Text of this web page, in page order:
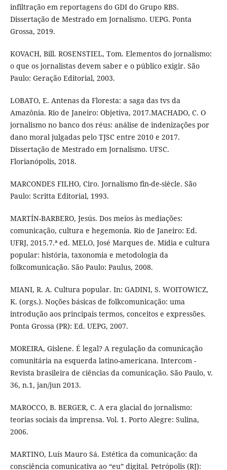
infiltração em reportagens do GDI do Grupo RBS.
Dissertação de Mestrado em Jornalismo. UEPG. Ponta
Grossa, 2019.
KOVACH, Bill. ROSENSTIEL, Tom. Elementos do jornalismo:
o que os jornalistas devem saber e o público exigir. São
Paulo: Geração Editorial, 2003.
LOBATO, E. Antenas da Floresta: a saga das tvs da
Amazônia. Rio de Janeiro: Objetiva, 2017.MACHADO, C. O
jornalismo no banco dos réus: análise de indenizações por
dano moral julgadas pelo TJSC entre 2010 e 2017.
Dissertação de Mestrado em Jornalismo. UFSC.
Florianópolis, 2018.
MARCONDES FILHO, Ciro. Jornalismo fin-de-siècle. São
Paulo: Scritta Editorial, 1993.
MARTÍN-BARBERO, Jesús. Dos meios às mediações:
comunicação, cultura e hegemonia. Rio de Janeiro: Ed.
UFRJ, 2015.7.ª ed. MELO, José Marques de. Mídia e cultura
popular: história, taxonomia e metodologia da
folkcomunicação. São Paulo: Paulus, 2008.
MIANI, R. A. Cultura popular. In: GADINI, S. WOITOWICZ,
K. (orgs.). Noções básicas de folkcomunicação: uma
introdução aos principais termos, conceitos e expressões.
Ponta Grossa (PR): Ed. UEPG, 2007.
MOREIRA, Gislene. É legal? A regulação da comunicação
comunitária na esquerda latino-americana. Intercom -
Revista brasileira de ciências da comunicação. São Paulo, v.
36, n.1, jan/jun 2013.
MAROCCO, B. BERGER, C. A era glacial do jornalismo:
teorias sociais da imprensa. Vol. 1. Porto Alegre: Sulina,
2006.
MARTINO, Luís Mauro Sá. Estética da comunicação: da
consciência comunicativa ao “eu” digital. Petrópolis (RJ):